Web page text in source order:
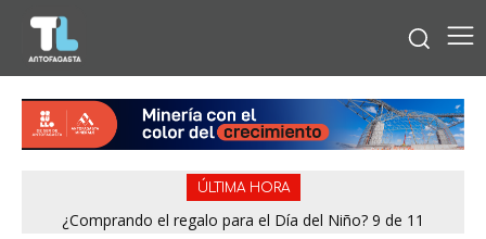
ÚLTIMA HORA
¿Comprando el regalo para el Día del Niño? 9 de 11